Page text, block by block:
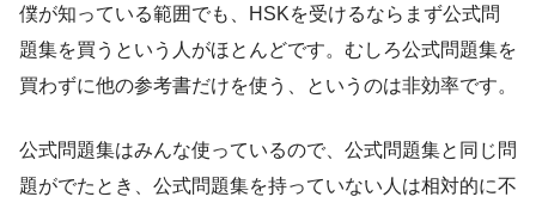
僕が知っている範囲でも、HSKを受けるならまず公式問
題集を買うという人がほとんどです。むしろ公式問題集を
買わずに他の参考書だけを使う、というのは非効率です。
公式問題集はみんな使っているので、公式問題集と同じ問
題がでたとき、公式問題集を持っていない人は相対的に不